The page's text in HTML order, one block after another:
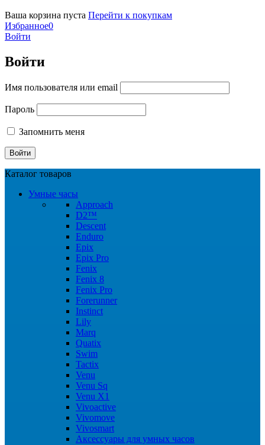
Ваша корзина пуста Перейти к покупкам
Избранное0
Войти
Войти
Имя пользователя или email
Пароль
Запомнить меня
Каталог товаров
Умные часы
Approach
D2™
Descent
Enduro
Epix
Epix Pro
Fenix
Fenix 8
Fenix Pro
Forerunner
Instinct
Lily
Marq
Quatix
Swim
Tactix
Venu
Venu Sq
Venu X1
Vivoactive
Vivomove
Vivosmart
Аксессуары для умных часов